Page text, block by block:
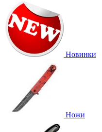
Новинки
Ножи